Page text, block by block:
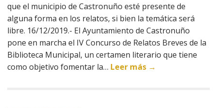
que el municipio de Castronuño esté presente de
alguna forma en los relatos, si bien la temática será
libre. 16/12/2019.- El Ayuntamiento de Castronuño
pone en marcha el IV Concurso de Relatos Breves de la
Biblioteca Municipal, un certamen literario que tiene
como objetivo fomentar la… Leer más →